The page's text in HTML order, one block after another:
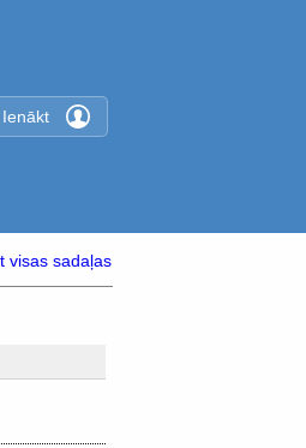
Ienākt
visas sadaļas